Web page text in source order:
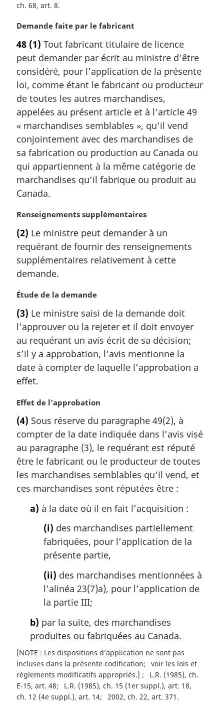
ch. 68, art. 8
N
t
e
m
a
g
i
n
a
e
:
Demande faite par le fabricant
48 (1) Tout fabricant titulaire de licence
peut demander par écrit au ministre d’être
considéré, pour l’application de la présente
loi, comme étant le fabricant ou producteur
de toutes les autres marchandises,
appelées au présent article et à l’article 49
« marchandises semblables », qu’il vend
conjointement avec des marchandises de
sa fabrication ou production au Canada ou
qui appartiennent à la même catégorie de
marchandises qu’il fabrique ou produit au
Canada.
N
t
e
m
a
g
n
a
e
:
Renseignements supplémentaires
(2) Le ministre peut demander à un
requérant de fournir des renseignements
supplémentaires relativement à cette
demande.
N
t
e
m
a
g
i
a
l
e
:
Étude de la demande
(3) Le ministre saisi de la demande doit
l’approuver ou la rejeter et il doit envoyer
au requérant un avis écrit de sa décision;
s’il y a approbation, l’avis mentionne la
date à compter de laquelle l’approbation a
effet.
N
t
e
m
a
g
i
Effet de l’approbation
(4) Sous réserve du paragraphe 49(2), à
compter de la date indiquée dans l’avis visé
au paragraphe (3), le requérant est réputé
être le fabricant ou le producteur de toutes
les marchandises semblables qu’il vend, et
ces marchandises sont réputées être :
a) à la date où il en fait l’acquisition :
(i) des marchandises partiellement
fabriquées, pour l’application de la
présente partie,
(ii) des marchandises mentionnées à
l’alinéa 23(7)a), pour l’application de
la partie III;
b) par la suite, des marchandises
produites ou fabriquées au Canada.
[NOTE : Les dispositions d’application ne sont pas
incluses dans la présente codification
voir les lois et
règlements modificatifs appropriés.]
L.R. (1985), ch.
E-15, art. 48
L.R. (1985), ch. 15 (1er suppl.), art. 18,
ch. 12 (4e suppl.), art. 14
2002, ch. 22, art. 371